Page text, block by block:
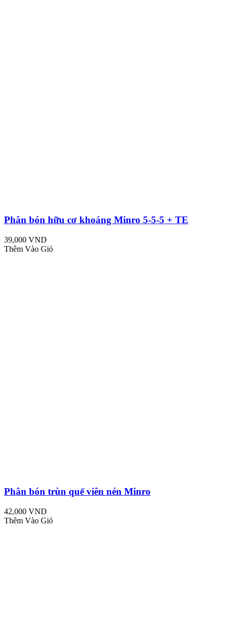
Phân bón hữu cơ khoáng Minro 5-5-5 + TE
39,000 VND
Thêm Vào Giỏ
Phân bón trùn quế viên nén Minro
42,000 VND
Thêm Vào Giỏ